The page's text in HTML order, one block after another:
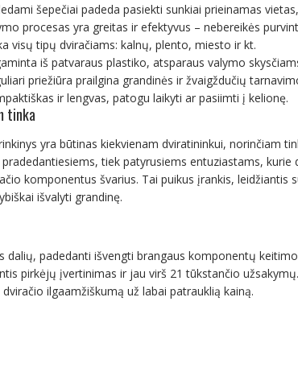
šepečiai padeda pasiekti sunkiai prieinamas
procesas yra greitas ir efektyvus – nebereikės
visų tipų dviračiams: kalnų, plento, miesto ir kt.
iš patvaraus plastiko, atsparaus valymo
priežiūra prailgina grandinės ir žvaigždučių
ir lengvas, patogu laikyti ar pasiimti į kelionę.
tinka
yra būtinas kiekvienam dviratininkui, norinčiam
tiek patyrusiems entuziastams,
komponentus švarius. Tai puikus įrankis,
išvalyti grandinę.
dalių, padedanti išvengti brangaus komponentų
pirkėjų įvertinimas ir jau virš 21 tūkstančio
ilgaamžiškumą už labai patrauklią kainą.